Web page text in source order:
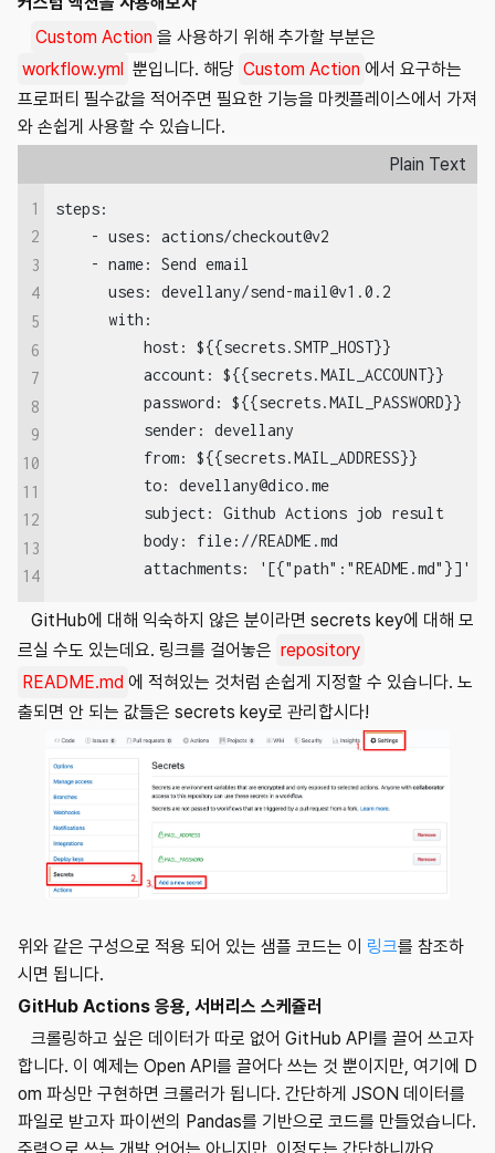
Custom Action 을 사용하기 위해 추가할 부분은
workflow.yml 뿐입니다. 해당 Custom Action 에서 요구하는
프로퍼티 필수값을 적어주면 필요한 기능을 마켓플레이스에서 가져
와 손쉽게 사용할 수 있습니다.
Plain Text
1
2
3
4
5
6
7
8
9
10
11
12
13
14
steps:
    - uses: actions/checkout@v2
    - name: Send email
      uses: devellany/send-mail@v1.0.2
      with:
          host: ${{secrets.SMTP_HOST}}
          account: ${{secrets.MAIL_ACCOUNT}}
          password: ${{secrets.MAIL_PASSWORD}}
          sender: devellany
          from: ${{secrets.MAIL_ADDRESS}}
          to: devellany@dico.me
          subject: Github Actions job result
          body: file://README.md
          attachments: '[{"path":"README.md"}]'
GitHub에 대해 익숙하지 않은 분이라면 secrets key에 대해 모
르실 수도 있는데요. 링크를 걸어놓은 repository
README.md 에 적혀있는 것처럼 손쉽게 지정할 수 있습니다. 노
출되면 안 되는 값들은 secrets key로 관리합시다!
위와 같은 구성으로 적용 되어 있는 샘플 코드는 이 링크를 참조하
시면 됩니다.
GitHub Actions 응용, 서버리스 스케쥴러
크롤링하고 싶은 데이터가 따로 없어 GitHub API를 끌어 쓰고자
합니다. 이 예제는 Open API를 끌어다 쓰는 것 뿐이지만, 여기에 D
om 파싱만 구현하면 크롤러가 됩니다. 간단하게 JSON 데이터를
파일로 받고자 파이썬의 Pandas를 기반으로 코드를 만들었습니다.